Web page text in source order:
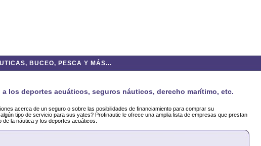
BUCEO, PESCA Y MÁS...
los deportes acuáticos, seguros náuticos, derecho marítimo, etc.
acerca de un seguro o sobre las posibilidades de financiamiento para comprar su
tipo de servicio para sus yates? Profinautic le ofrece una amplia lista de empresas que prestan
la náutica y los deportes acuáticos.